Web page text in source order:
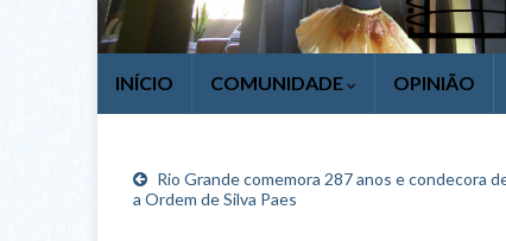
INÍCIO COMUNIDADE OPINIÃO
Rio Grande comemora 287 anos e condecora
a Ordem de Silva Paes